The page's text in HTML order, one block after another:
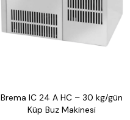
Brema IC 24 A HC – 30 kg/gün
Küp Buz Makinesi